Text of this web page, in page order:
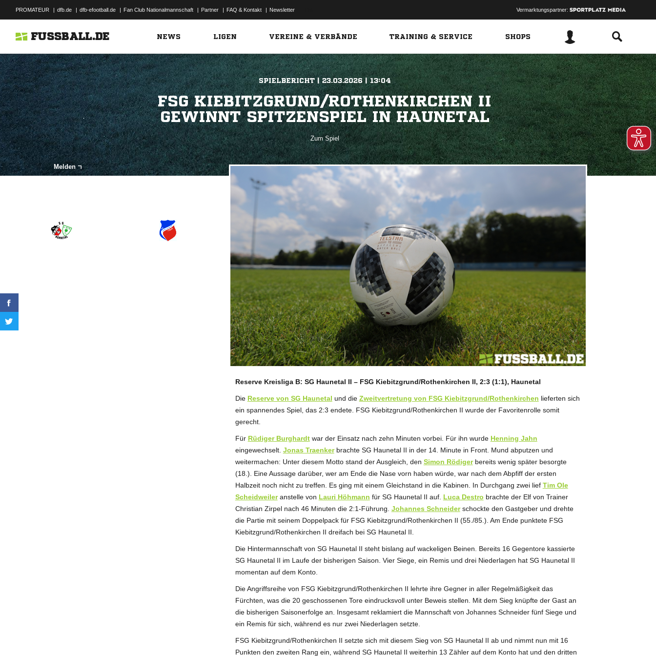
PROMATEUR | dfb.de | dfb-efootball.de | Fan Club Nationalmannschaft | Partner | FAQ & Kontakt | Newsletter Vermarktungspartner:
FUSSBALL.DE NEWS LIGEN VEREINE & VERBÄNDE TRAINING & SERVICE SHOPS
SPIELBERICHT | 23.03.2026 | 13:04
FSG KIEBITZGRUND/ROTHENKIRCHEN II
GEWINNT SPITZENSPIEL IN HAUNETAL
Zum Spiel
Melden
ANZEIGE
Reserve Kreisliga B: SG Haunetal II – FSG Kiebitzgrund/Rothenkirchen II, 2:3 (1:1), Haunetal
Die Reserve von SG Haunetal und die Zweitvertretung von FSG Kiebitzgrund/Rothenkirchen lieferten sich
ein spannendes Spiel, das 2:3 endete. FSG Kiebitzgrund/Rothenkirchen II wurde der Favoritenrolle somit
gerecht.
Für Rüdiger Burghardtwar der Einsatz nach zehn Minuten vorbei. Für ihn wurde Henning Jahn
eingewechselt. Jonas Traenkerbrachte SG Haunetal II in der 14. Minute in Front. Mund abputzen und
weitermachen: Unter diesem Motto stand der Ausgleich, den Simon Rödigerbereits wenig später besorgte
(18.). Eine Aussage darüber, wer am Ende die Nase vorn haben würde, war nach dem Abpfiff der ersten
Halbzeit noch nicht zu treffen. Es ging mit einem Gleichstand in die Kabinen. In Durchgang zwei lief Tim Ole
Scheidweileranstelle von Lauri Höhmann für SG Haunetal II auf. Luca Destro brachte der Elf von Trainer
Christian Zirpel nach 46 Minuten die 2:1-Führung. Johannes Schneiderschockte den Gastgeber und drehte
die Partie mit seinem Doppelpack für FSG Kiebitzgrund/Rothenkirchen II (55./85.). Am Ende punktete FSG
Kiebitzgrund/Rothenkirchen II dreifach bei SG Haunetal II.
Die Hintermannschaft von SG Haunetal II steht bislang auf wackeligen Beinen. Bereits 16 Gegentore kassierte
SG Haunetal II im Laufe der bisherigen Saison. Vier Siege, ein Remis und drei Niederlagen hat SG Haunetal II
momentan auf dem Konto.
Die Angriffsreihe von FSG Kiebitzgrund/Rothenkirchen II lehrte ihre Gegner in aller Regelmäßigkeit das
Fürchten, was die 20 geschossenen Tore eindrucksvoll unter Beweis stellen. Mit dem Sieg knüpfte der Gast an
die bisherigen Saisonerfolge an. Insgesamt reklamiert die Mannschaft von Johannes Schneider fünf Siege und
ein Remis für sich, während es nur zwei Niederlagen setzte.
FSG Kiebitzgrund/Rothenkirchen II setzte sich mit diesem Sieg von SG Haunetal II ab und nimmt nun mit 16
Punkten den zweiten Rang ein, während SG Haunetal II weiterhin 13 Zähler auf dem Konto hat und den dritten